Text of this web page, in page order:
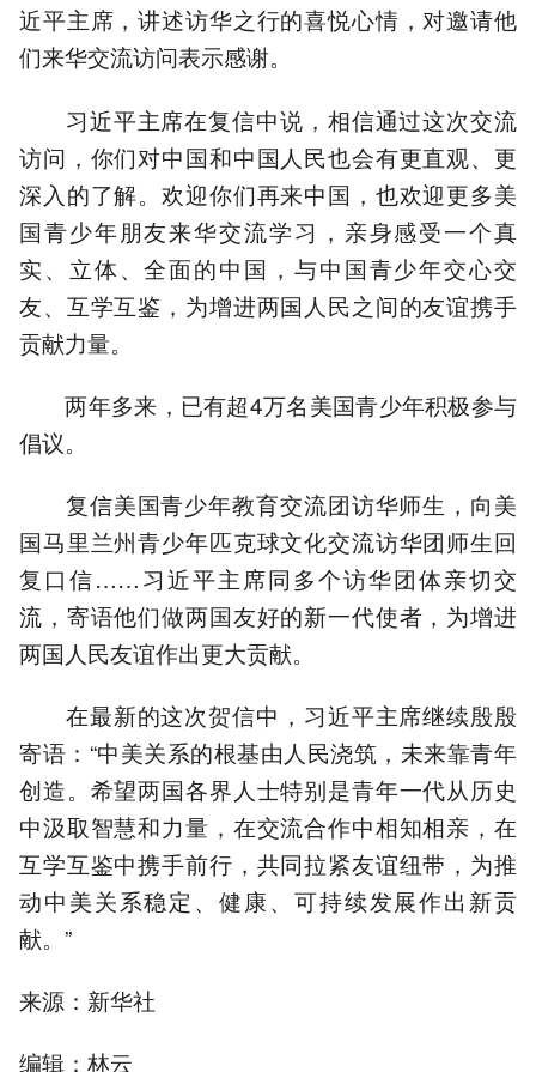
近平主席，讲述访华之行的喜悦心情，对邀请他
们来华交流访问表示感谢。
习近平主席在复信中说，相信通过这次交流
访问，你们对中国和中国人民也会有更直观、更
深入的了解。欢迎你们再来中国，也欢迎更多美
国青少年朋友来华交流学习，亲身感受一个真
实、立体、全面的中国，与中国青少年交心交
友、互学互鉴，为增进两国人民之间的友谊携手
贡献力量。
两年多来，已有超4万名美国青少年积极参与
倡议。
复信美国青少年教育交流团访华师生，向美
国马里兰州青少年匹克球文化交流访华团师生回
复口信……习近平主席同多个访华团体亲切交
流，寄语他们做两国友好的新一代使者，为增进
两国人民友谊作出更大贡献。
在最新的这次贺信中，习近平主席继续殷殷
寄语：“中美关系的根基由人民浇筑，未来靠青年
创造。希望两国各界人士特别是青年一代从历史
中汲取智慧和力量，在交流合作中相知相亲，在
互学互鉴中携手前行，共同拉紧友谊纽带，为推
动中美关系稳定、健康、可持续发展作出新贡
献。”
来源：新华社
编辑：林云